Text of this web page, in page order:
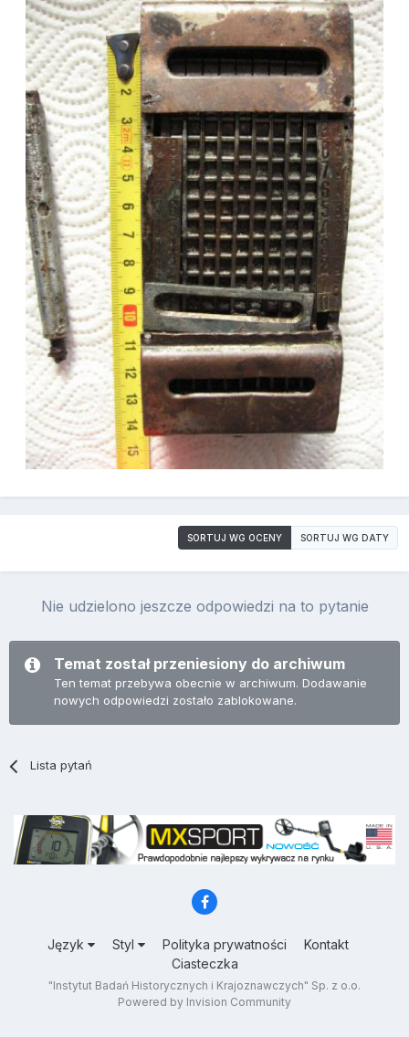
SORTUJ WG OCENY SORTUJ WG DATY
Nie udzielono jeszcze odpowiedzi na to pytanie
Temat został przeniesiony do archiwum
Ten temat przebywa obecnie w archiwum. Dodawanie
nowych odpowiedzi zostało zablokowane.
Lista pytań
Język Styl Polityka prywatności
Kontakt
Ciasteczka
"Instytut Badań Historycznych i Krajoznawczych" Sp. z o.o.
Powered by Invision Community